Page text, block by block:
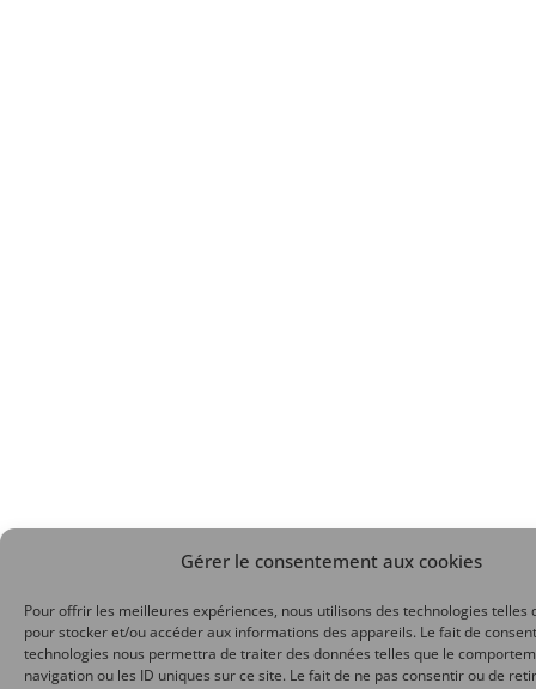
Gérer le consentement aux cookies
Pour offrir les meilleures expériences, nous utilisons des technologies telles
pour stocker et/ou accéder aux informations des appareils. Le fait de
technologies nous permettra de traiter des données telles que le
navigation ou les ID uniques sur ce site. Le fait de ne pas consentir ou de